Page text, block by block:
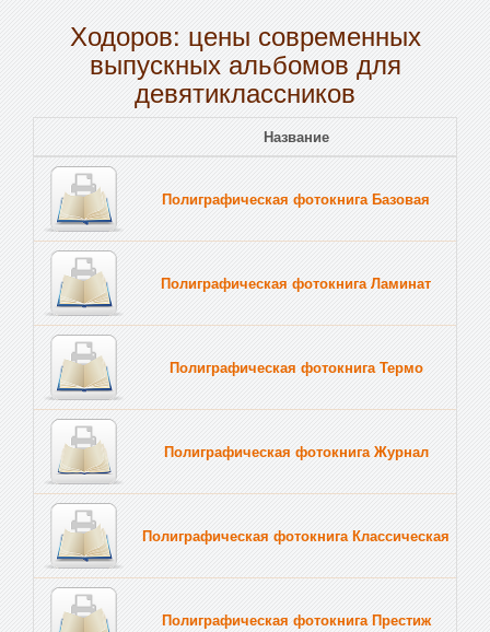
Ходоров: цены современных
выпускных альбомов для
девятиклассников
Название
Полиграфическая фотокнига Базовая
Полиграфическая фотокнига Ламинат
Полиграфическая фотокнига Термо
Полиграфическая фотокнига Журнал
Полиграфическая фотокнига Классическая
Полиграфическая фотокнига Престиж